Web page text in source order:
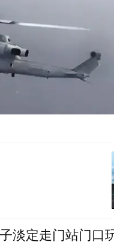
淡定走门站门口